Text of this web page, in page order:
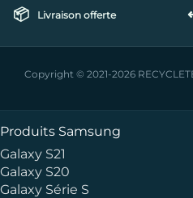
📦 Livraison offerte
Copyright © 2021-2026
Produits Samsung
Galaxy S21
Galaxy S20
Galaxy Série S